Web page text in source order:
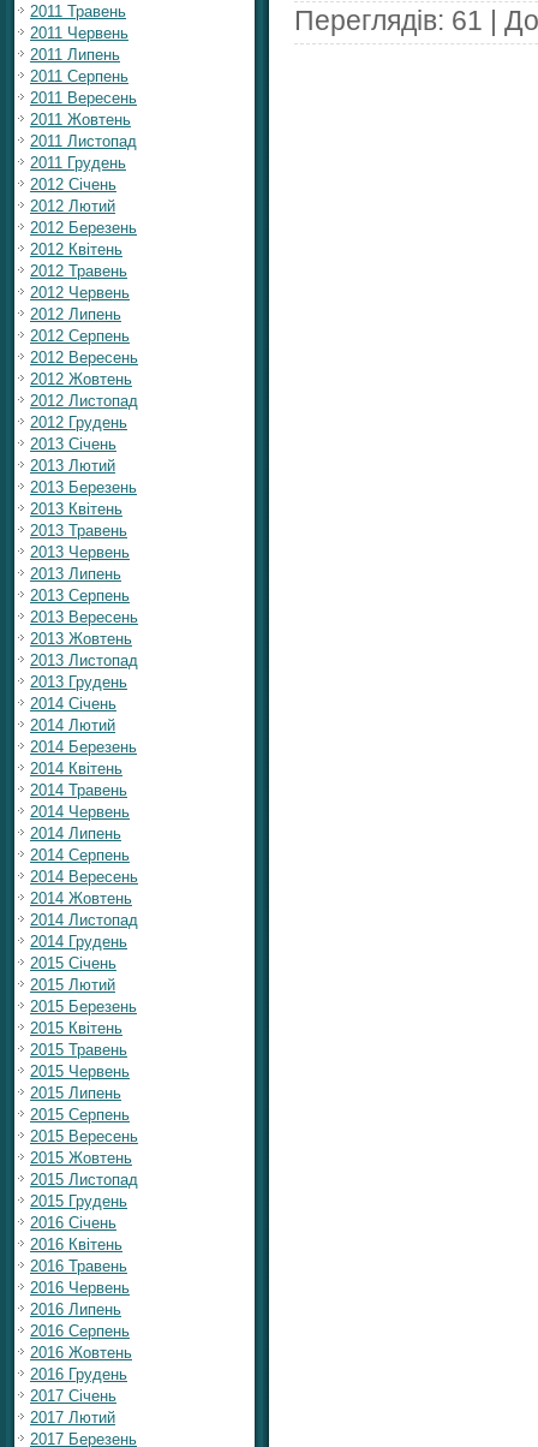
2011 Травень
2011 Червень
2011 Липень
2011 Серпень
2011 Вересень
2011 Жовтень
2011 Листопад
2011 Грудень
2012 Січень
2012 Лютий
2012 Березень
2012 Квітень
2012 Травень
2012 Червень
2012 Липень
2012 Серпень
2012 Вересень
2012 Жовтень
2012 Листопад
2012 Грудень
2013 Січень
2013 Лютий
2013 Березень
2013 Квітень
2013 Травень
2013 Червень
2013 Липень
2013 Серпень
2013 Вересень
2013 Жовтень
2013 Листопад
2013 Грудень
2014 Січень
2014 Лютий
2014 Березень
2014 Квітень
2014 Травень
2014 Червень
2014 Липень
2014 Серпень
2014 Вересень
2014 Жовтень
2014 Листопад
2014 Грудень
2015 Січень
2015 Лютий
2015 Березень
2015 Квітень
2015 Травень
2015 Червень
2015 Липень
2015 Серпень
2015 Вересень
2015 Жовтень
2015 Листопад
2015 Грудень
2016 Січень
2016 Квітень
2016 Травень
2016 Червень
2016 Липень
2016 Серпень
2016 Жовтень
2016 Грудень
2017 Січень
2017 Лютий
2017 Березень
Переглядів: 61 |